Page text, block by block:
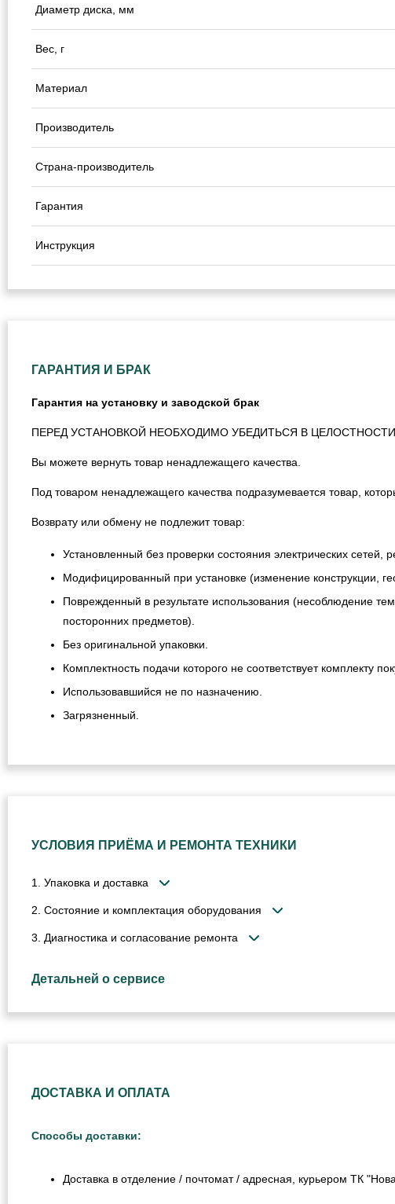
Диаметр диска, мм
Вес, г
Материал
Производитель
Страна-производитель
Гарантия
Инструкция
ГАРАНТИЯ И БРАК
Гарантия на установку и заводской брак
ПЕРЕД УСТАНОВКОЙ НЕОБХОДИМО УБЕДИТЬСЯ В
Вы можете вернуть товар ненадлежащего качества.
Под товаром ненадлежащего качества подразумевается товар,
Возврату или обмену не подлежит товар:
Установленный без проверки состояния электрических
Модифицированный при установке (изменение конструкции,
Поврежденный в результате использования (несоблюдение
посторонних предметов).
Без оригинальной упаковки.
Комплектность подачи которого не соответствует комплекту
Использовавшийся не по назначению.
Загрязненный.
УСЛОВИЯ ПРИЁМА И РЕМОНТА ТЕХНИКИ
1. Упаковка и доставка
2. Состояние и комплектация оборудования
3. Диагностика и согласование ремонта
Детальней о сервисе
ДОСТАВКА И ОПЛАТА
Способы доставки:
Доставка в отделение / почтомат / адресная, курьером ТК